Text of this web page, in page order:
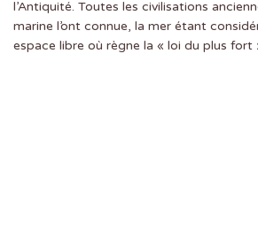
l’Antiquité. Toutes les civilisations
marine l’ont connue, la mer étant
espace libre où règne la « loi du plus fort